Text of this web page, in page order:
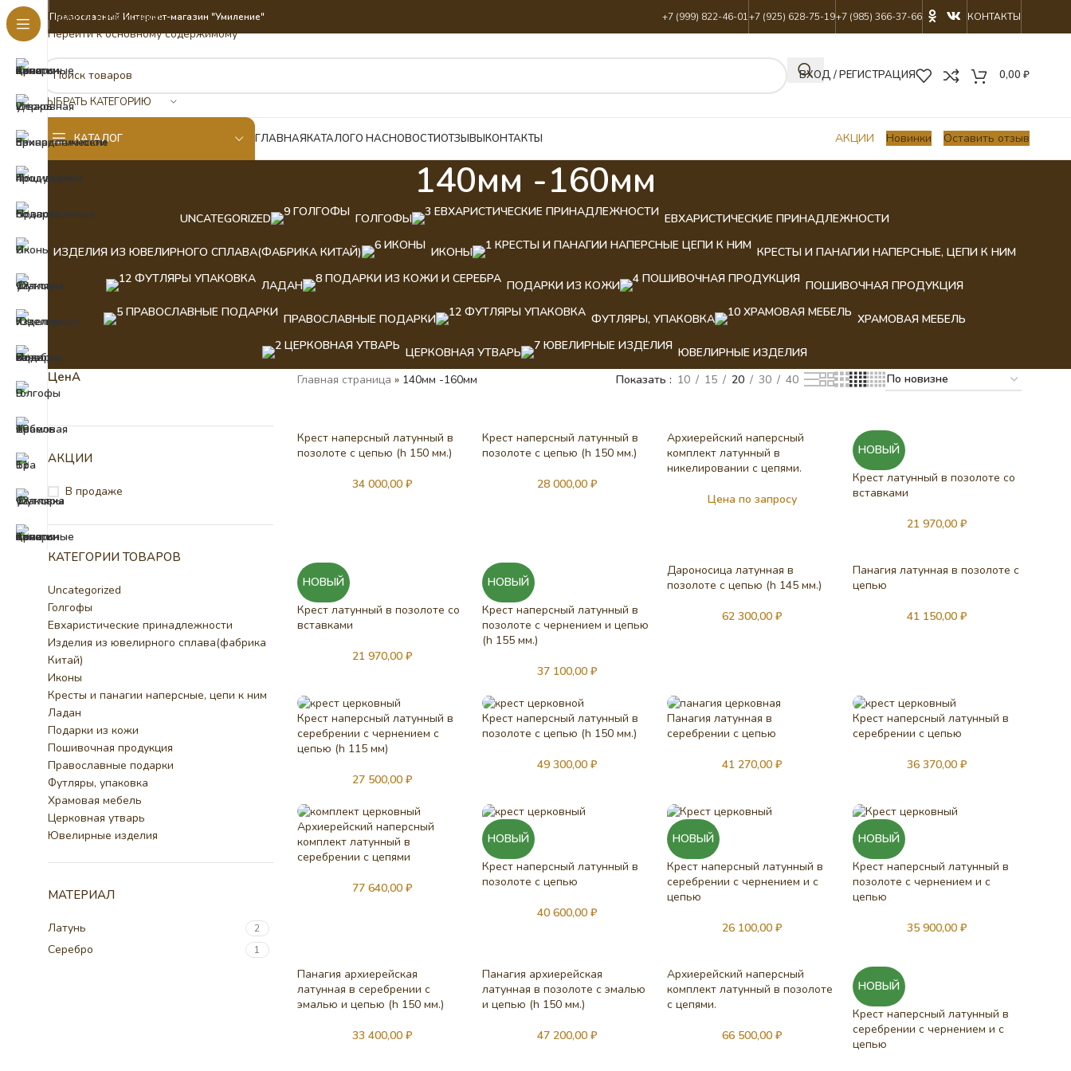
Перейти к навигации
Перейти к основному содержимому
Православный Интернет-магазин "Умиление" +7 (999) 822-46-01+7 (925) 628-75-19+7 (985) 366-37-66 КОНТАКТЫ
ВЫБРАТЬ КАТЕГОРИЮ
ВХОД / РЕГИСТРАЦИЯ 0,00 ₽
КАТАЛОГ ГЛАВНАЯКАТАЛОГО НАСНОВОСТИОТЗЫВЫКОНТАКТЫ АКЦИИ Новинки Оставить отзыв
140мм -160мм
UNCATEGORIZED ГОЛГОФЫ ЕВХАРИСТИЧЕСКИЕ ПРИНАДЛЕЖНОСТИ
ИЗДЕЛИЯ ИЗ ЮВЕЛИРНОГО СПЛАВА(ФАБРИКА КИТАЙ) ИКОНЫ КРЕСТЫ И ПАНАГИИ НАПЕРСНЫЕ, ЦЕПИ К НИМ
ЛАДАН ПОДАРКИ ИЗ КОЖИ ПОШИВОЧНАЯ ПРОДУКЦИЯ
ПРАВОСЛАВНЫЕ ПОДАРКИ ФУТЛЯРЫ, УПАКОВКА ХРАМОВАЯ МЕБЕЛЬ
ЦЕРКОВНАЯ УТВАРЬ ЮВЕЛИРНЫЕ ИЗДЕЛИЯ
ЦенА
АКЦИИ
В продаже
КАТЕГОРИИ ТОВАРОВ
Uncategorized
Голгофы
Евхаристические принадлежности
Изделия из ювелирного сплава(фабрика
Китай)
Иконы
Кресты и панагии наперсные, цепи к ним
Ладан
Подарки из кожи
Пошивочная продукция
Православные подарки
Футляры, упаковка
Храмовая мебель
Церковная утварь
Ювелирные изделия
МАТЕРИАЛ
Латунь 2
Серебро 1
Главная страница » 140мм -160мм Показать 10 15 20 30 40
Крест наперсный латунный в
позолоте с цепью (h 150 мм.)
34 000,00 ₽
Крест наперсный латунный в
позолоте с цепью (h 150 мм.)
28 000,00 ₽
Архиерейский наперсный
комплект латунный в
никелировании с цепями.
Цена по запросу
НОВЫЙ
Крест латунный в позолоте со
вставками
21 970,00₽
НОВЫЙ
Крест латунный в позолоте со
вставками
21 970,00 ₽
НОВЫЙ
Крест наперсный латунный в
позолоте с чернением и цепью
(h 155 мм.)
37 100,00 ₽
Дароносица латунная в
позолоте с цепью (h 145 мм.)
62 300,00₽
Панагия латунная в позолоте с
цепью
41 150,00₽
Крест наперсный латунный в
серебрении с чернением с
цепью (h 115 мм)
27 500,00 ₽
Крест наперсный латунный в
позолоте с цепью (h 150 мм.)
49 300,00 ₽
Панагия латунная в
серебрении с цепью
41 270,00₽
Крест наперсный латунный в
серебрении с цепью
36 370,00₽
Архиерейский наперсный
комплект латунный в
серебрении с цепями
77 640,00 ₽
НОВЫЙ
Крест наперсный латунный в
позолоте с цепью
40 600,00 ₽
НОВЫЙ
Крест наперсный латунный в
серебрении с чернением и с
цепью
26 100,00₽
НОВЫЙ
Крест наперсный латунный в
позолоте с чернением и с
цепью
35 900,00₽
Панагия архиерейская
латунная в серебрении с
эмалью и цепью (h 150 мм.)
33 400,00 ₽
Панагия архиерейская
латунная в позолоте с эмалью
и цепью (h 150 мм.)
47 200,00 ₽
Архиерейский наперсный
комплект латунный в позолоте
с цепями.
66 500,00₽
НОВЫЙ
Крест наперсный латунный в
серебрении с чернением и с
цепью